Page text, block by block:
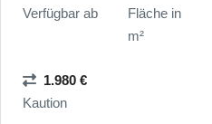
Verfügbar ab
Fläche in
m²
1.980 €
Kaution